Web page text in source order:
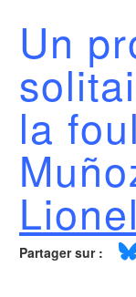
Un
la
Partager sur :